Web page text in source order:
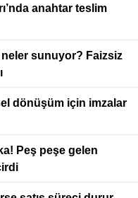
anahtar teslim
neler sunuyor? Faizsiz
dönüşüm için imzalar
Peş peşe gelen